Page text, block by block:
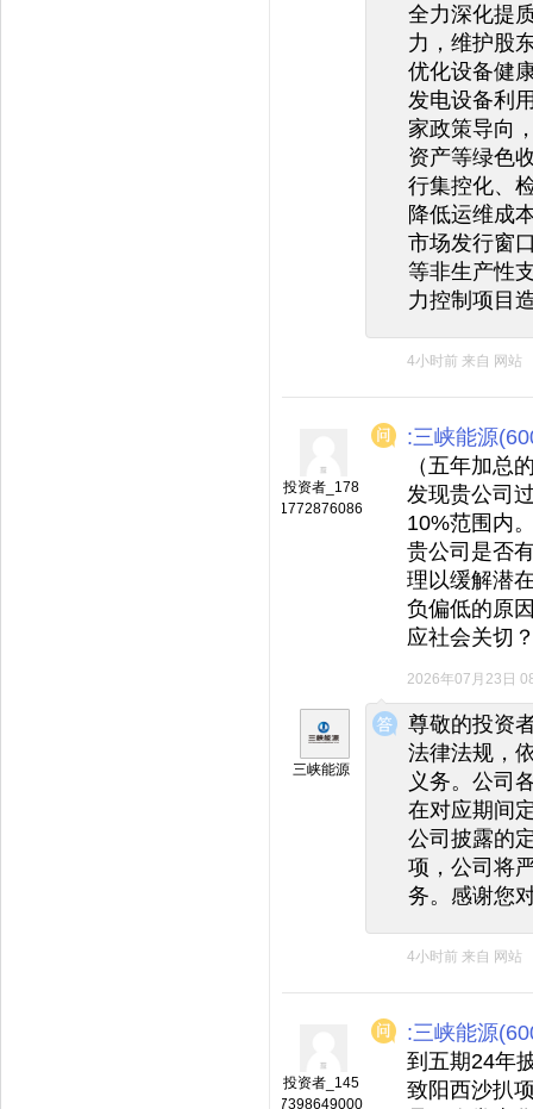
全力深化提
力，维护股
优化设备健
发电设备利
家政策导向
资产等绿色
行集控化、
降低运维成
市场发行窗
等非生产性
力控制项目
4小时前 来自 网站
投资者_178
1772876086
:三峡能源
（五年加总
发现贵公司
10%范围内
贵公司是否
理以缓解潜
负偏低的原
应社会关切
2026年07月23日
◆
◆
三峡能源
尊敬的投资
法律法规，
义务。公司
在对应期间
公司披露的
项，公司将
务。感谢您
4小时前 来自 网站
投资者_145
7398649000
:三峡能源
到五期24年
致阳西沙扒